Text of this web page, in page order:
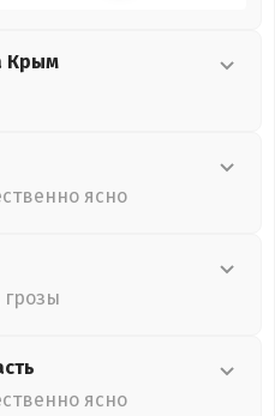
Крым
ясно
ясно